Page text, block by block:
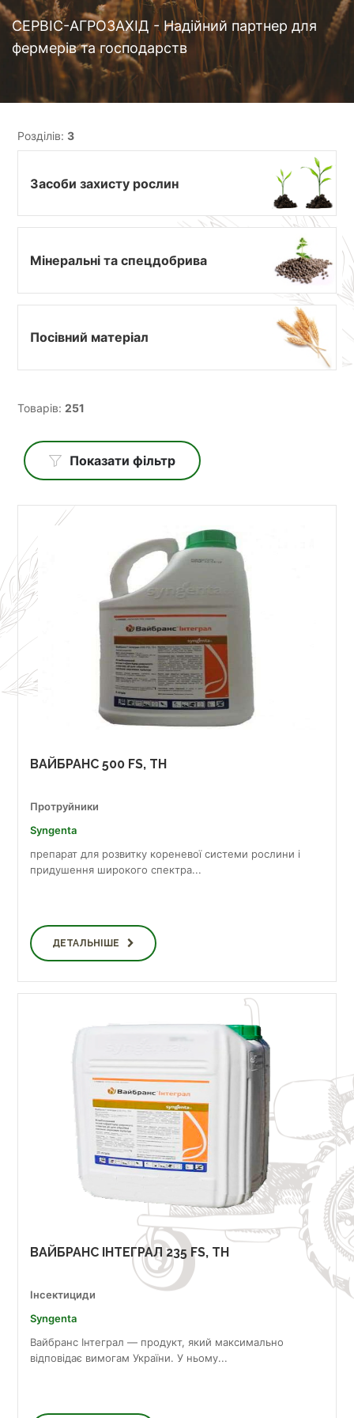
СЕРВІС-АГРОЗАХІД - Надійний партнер для
фермерів та господарств
Розділів: 3
Засоби захисту рослин
Мінеральні та спецдобрива
Посівний матеріал
Товарів: 251
Показати фільтр
ВАЙБРАНС 500 FS, TH
Протруйники
Syngenta
препарат для розвитку кореневої системи рослини і
придушення широкого спектра...
ДЕТАЛЬНІШЕ
ВАЙБРАНС ІНТЕГРАЛ 235 FS, TH
Інсектициди
Syngenta
Вайбранс Інтеграл — продукт, який максимально
відповідає вимогам України. У ньому...